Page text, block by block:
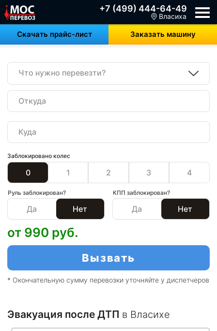
+7 (499) 444-64-49
Скачать прайс-лист Заказать машину
Власиха
Что нужно перевезти?
Заблокировано колес
0 1 2 3 4
Руль заблокирован?
Да Нет
КПП заблокирован?
Да Нет
Вызвать
от 990 руб.
* Окончательную сумму перевозки уточняйте у диспетчеров
Эвакуация после ДТП в Власихе